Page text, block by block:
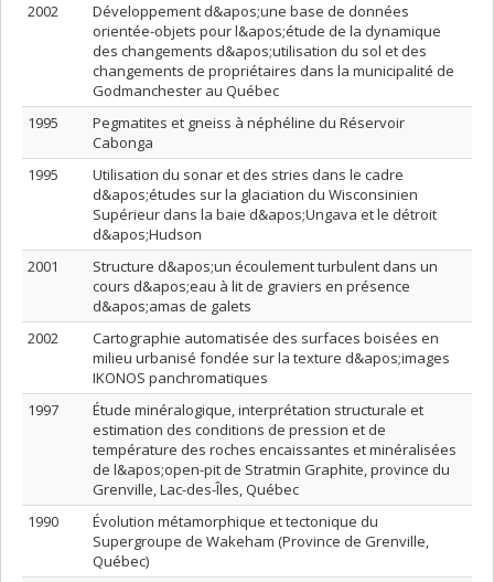
2002
Développement d&apos;une base de données
orientée-objets pour l&apos;étude de la dynamique
des changements d&apos;utilisation du sol et des
changements de propriétaires dans la municipalité de
Godmanchester au Québec
1995
Pegmatites et gneiss à néphéline du Réservoir
Cabonga
1995
Utilisation du sonar et des stries dans le cadre
d&apos;études sur la glaciation du Wisconsinien
Supérieur dans la baie d&apos;Ungava et le détroit
d&apos;Hudson
2001
Structure d&apos;un écoulement turbulent dans un
cours d&apos;eau à lit de graviers en présence
d&apos;amas de galets
2002
Cartographie automatisée des surfaces boisées en
milieu urbanisé fondée sur la texture d&apos;images
IKONOS panchromatiques
1997
Étude minéralogique, interprétation structurale et
estimation des conditions de pression et de
température des roches encaissantes et minéralisées
de l&apos;open-pit de Stratmin Graphite, province du
Grenville, Lac-des-Îles, Québec
1990
Évolution métamorphique et tectonique du
Supergroupe de Wakeham (Province de Grenville,
Québec)